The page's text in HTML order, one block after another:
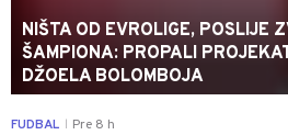
NIŠTA OD EVROLIGE, POSLIJE
ŠAMPIONA: PROPALI
DŽOELA BOLOMBOJA
FUDBAL Pre 8 h